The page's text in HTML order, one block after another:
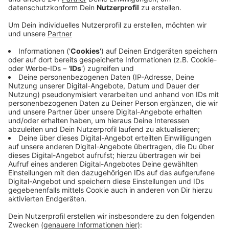
Bürgermeisterkandidatin und der
sollten. Zeugen hätten zwei Männer beobachtet,
Ringe abmontiert hatten. Weil sie Warnwesten
trugen und in einem orangefarbenen Kastenwagen
unterwegs gewesen seien, hätte der Eindruck
entstehen können, dass sie um Auftrag der Stadt
unterwegs waren.
Das sei aber nicht so gewesen. Alle abgehängten
Plakate seien von der Stadt Euskirchen genehmigt
gewesen.
Die Grünen hoffen jetzt auf weitere Hinweise von
Zeugen.
Veröffentlicht:Montag, 10.08.2020 11:54